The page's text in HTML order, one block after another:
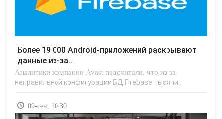
Более 19 000 Android-приложений раскрывают
данные из-за..
Аналитики компании Avast подсчитали, что из-за
неправильной конфигурации БД Firebase тысячи..
09-сен, 10:30